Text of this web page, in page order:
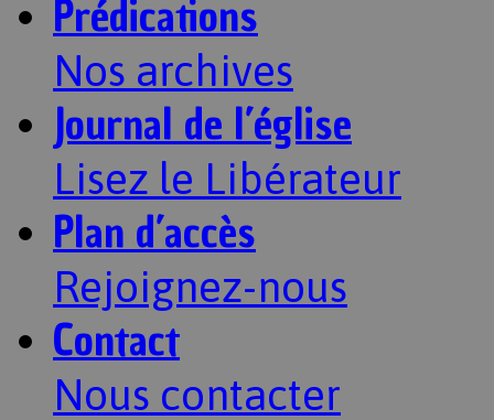
Prédications
Nos archives
Journal de l’église
Lisez le Libérateur
Plan d’accès
Rejoignez-nous
Contact
Nous contacter